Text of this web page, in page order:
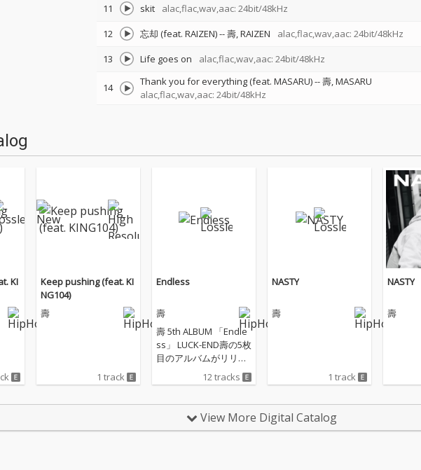
11 skit alac,flac,wav,aac: 24bit/48kHz
12
忘却 (feat. RAIZEN)--壽 RAIZEN alac,flac,wav,aac: 24bit/48kHz
13
Life goes on alac,flac,wav,aac: 24bit/48kHz
14 Thank you for everything (feat. MASARU)--壽 MASARU
alac,flac,wav,aac: 24bit/48kHz
KI
Keep pushing (feat. KI
NG104)
壽
1 track
Endless
壽
壽 5th ALBUM 「Endle
ss」 LUCK-END壽の5枚
目のアルバムがリリー
スされる。2020年1st A
LBUM「SMACK」を皮
Mをリリースし続けて
今作で5枚目のALBUM
12 tracks
NASTY
壽
1 track
NASTY
壽
View More Digital Catalog